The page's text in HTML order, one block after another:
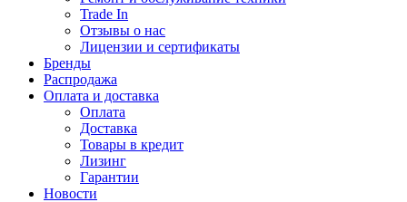
Trade In
Отзывы о нас
Лицензии и сертификаты
Бренды
Распродажа
Оплата и доставка
Оплата
Доставка
Товары в кредит
Лизинг
Гарантии
Новости